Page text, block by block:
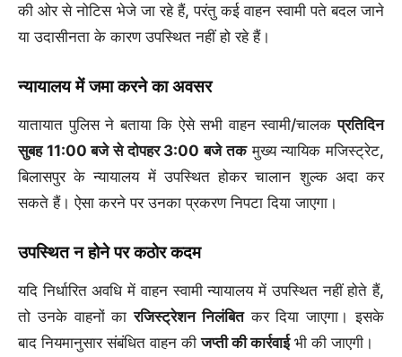
की ओर से नोटिस भेजे जा रहे हैं, परंतु कई वाहन स्वामी पते बदल जाने
या उदासीनता के कारण उपस्थित नहीं हो रहे हैं।
न्यायालय में जमा करने का अवसर
यातायात पुलिस ने बताया कि ऐसे सभी वाहन स्वामी/चालकप्रतिदिन
सुबह 11:00 बजे से दोपहर 3:00 बजे तकमुख्य न्यायिक मजिस्ट्रेट,
बिलासपुर के न्यायालय में उपस्थित होकर चालान शुल्क अदा कर
सकते हैं। ऐसा करने पर उनका प्रकरण निपटा दिया जाएगा।
उपस्थित न होने पर कठोर कदम
यदि निर्धारित अवधि में वाहन स्वामी न्यायालय में उपस्थित नहीं होते हैं,
तो उनके वाहनों कारजिस्ट्रेशन निलंबितकर दिया जाएगा। इसके
बाद नियमानुसार संबंधित वाहन कीजप्ती की कार्रवाईभी की जाएगी।